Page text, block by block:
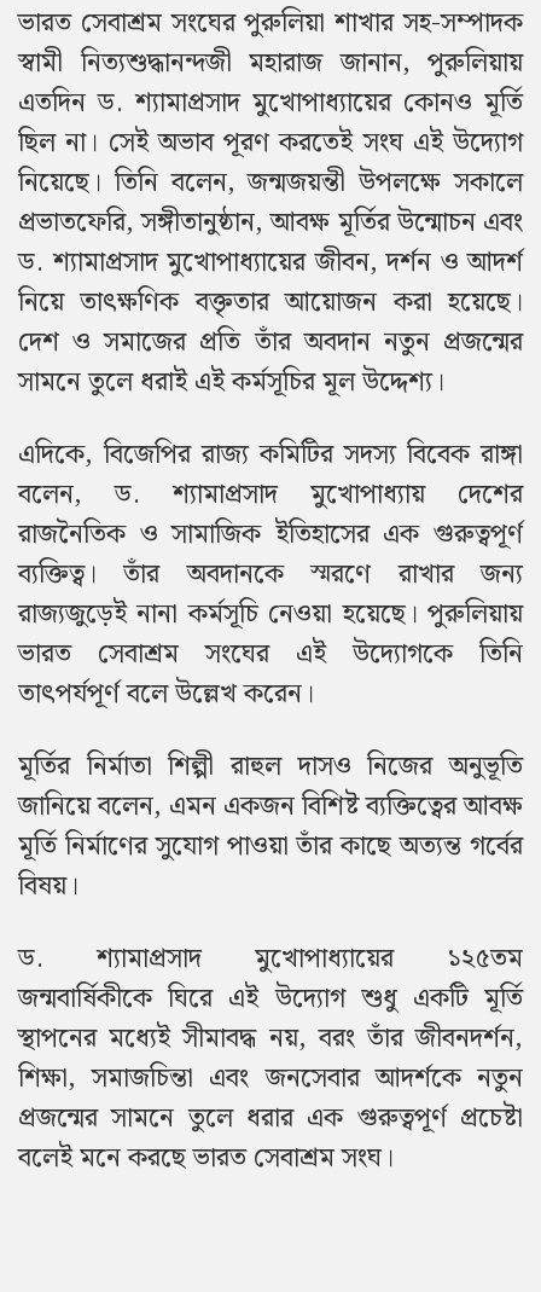
ভারত সেবাশ্রম সংঘের পুরুলিয়া শাখার সহ-সম্পাদক
স্বামী নিত্যশুদ্ধানন্দজী মহারাজ জানান, পুরুলিয়ায়
এতদিন ড. শ্যামাপ্রসাদ মুখোপাধ্যায়ের কোনও মূর্তি
ছিল না। সেই অভাব পূরণ করতেই সংঘ এই উদ্যোগ
নিয়েছে। তিনি বলেন, জন্মজয়ন্তী উপলক্ষে সকালে
প্রভাতফেরি, সঙ্গীতানুষ্ঠান, আবক্ষ মূর্তির উন্মোচন এবং
ড. শ্যামাপ্রসাদ মুখোপাধ্যায়ের জীবন, দর্শন ও আদর্শ
নিয়ে তাৎক্ষণিক বক্তৃতার আয়োজন করা হয়েছে।
দেশ ও সমাজের প্রতি তাঁর অবদান নতুন প্রজন্মের
সামনে তুলে ধরাই এই কর্মসূচির মূল উদ্দেশ্য।
এদিকে, বিজেপির রাজ্য কমিটির সদস্য বিবেক রাঙ্গা
বলেন, ড. শ্যামাপ্রসাদ মুখোপাধ্যায় দেশের
রাজনৈতিক ও সামাজিক ইতিহাসের এক গুরুত্বপূর্ণ
ব্যক্তিত্ব। তাঁর অবদানকে স্মরণে রাখার জন্য
রাজ্যজুড়েই নানা কর্মসূচি নেওয়া হয়েছে। পুরুলিয়ায়
ভারত সেবাশ্রম সংঘের এই উদ্যোগকে তিনি
তাৎপর্যপূর্ণ বলে উল্লেখ করেন।
মূর্তির নির্মাতা শিল্পী রাহুল দাসও নিজের অনুভূতি
জানিয়ে বলেন, এমন একজন বিশিষ্ট ব্যক্তিত্বের আবক্ষ
মূর্তি নির্মাণের সুযোগ পাওয়া তাঁর কাছে অত্যন্ত গর্বের
বিষয়।
ড. শ্যামাপ্রসাদ মুখোপাধ্যায়ের ১২৫তম
জন্মবার্ষিকীকে ঘিরে এই উদ্যোগ শুধু একটি মূর্তি
স্থাপনের মধ্যেই সীমাবদ্ধ নয়, বরং তাঁর জীবনদর্শন,
শিক্ষা, সমাজচিন্তা এবং জনসেবার আদর্শকে নতুন
প্রজন্মের সামনে তুলে ধরার এক গুরুত্বপূর্ণ প্রচেষ্টা
বলেই মনে করছে ভারত সেবাশ্রম সংঘ।